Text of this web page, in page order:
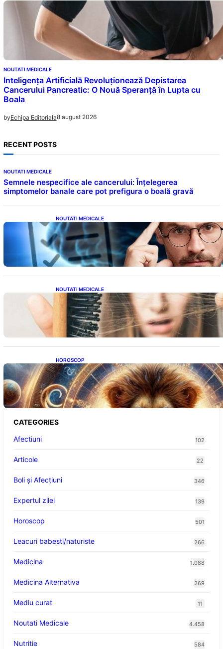
NOUTATI MEDICALE
Inteligența Artificială Revoluționează Depistarea
Cancerului Pancreatic: O Nouă Speranță în Lupta cu
Boala
byEchipa Editoriala8 august 2026
RECENT POSTS
NOUTATI MEDICALE
Semnele nespecifice ale cancerului: Înțelegerea
simptomelor banale care pot prefigura o boală gravă
NOUTATI MEDICALE
Inteligența dincolo de note: Semnele unui IQ
ridicat care nu țin de școală
NOUTATI MEDICALE
Semnele unei deficiențe de proteine:
Impactul asupra sănătății tale
HOROSCOP
Portalul Leului 8/8: Oportunități de
Abundență pentru Cinci Zodii în 2026
CATEGORIES
Afectiuni
102
Articole 22
Boli și Afecțiuni 346
Expertul zilei 139
Horoscop 501
Leacuri babesti/naturiste 266
Medicina 1.088
Medicina Alternativa 269
Mediu curat 11
Noutati Medicale 4.458
Nutritie 584